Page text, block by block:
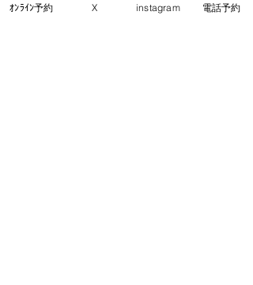
ｵﾝﾗｲﾝ予約 X instagram 電話予約